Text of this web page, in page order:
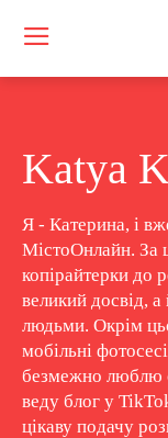
Katya
Я - Катерина, і
МістоОнлайн. За
копірайтерки до
великий досвід,
людьми. Окрім
мобільні
безмежно люблю
веду блог у
цікаву подачу